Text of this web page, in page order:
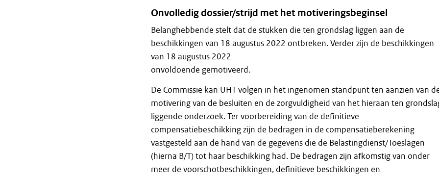
Onvolledig dossier/strijd met het motiveringsbeginsel
Belanghebbende stelt dat de stukken die ten grondslag liggen aan de
beschikkingen van 18 augustus 2022 ontbreken. Verder zijn de beschikkingen
van 18 augustus 2022
onvoldoende gemotiveerd.
De Commissie kan UHT volgen in het ingenomen standpunt ten aanzien van
motivering van de besluiten en de zorgvuldigheid van het hieraan ten
liggende onderzoek. Ter voorbereiding van de definitieve
compensatiebeschikking zijn de bedragen in de compensatieberekening
vastgesteld aan de hand van de gegevens die de Belastingdienst/Toeslagen
(hierna B/T) tot haar beschikking had. De bedragen zijn afkomstig van onder
meer de voorschotbeschikkingen, definitieve beschikkingen en